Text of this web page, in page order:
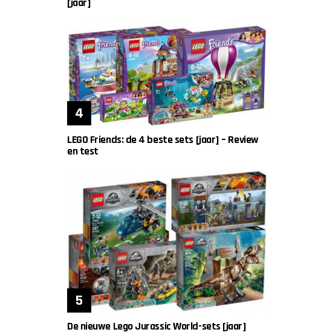
LEGO Friends: de 4 beste sets [jaar] – Review
en test
De nieuwe Lego Jurassic World-sets [jaar]